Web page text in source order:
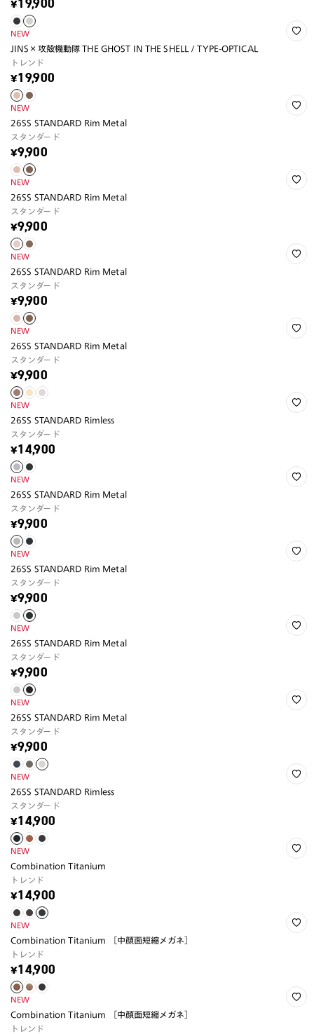
¥19,900
NEW
JINS×攻殻機動隊 THE GHOST IN THE SHELL / TYPE-OPTICAL
トレンド
¥19,900
NEW
26SS STANDARD Rim Metal
スタンダード
¥9,900
NEW
26SS STANDARD Rim Metal
スタンダード
¥9,900
NEW
26SS STANDARD Rim Metal
スタンダード
¥9,900
NEW
26SS STANDARD Rim Metal
スタンダード
¥9,900
NEW
26SS STANDARD Rimless
スタンダード
¥14,900
NEW
26SS STANDARD Rim Metal
スタンダード
¥9,900
NEW
26SS STANDARD Rim Metal
スタンダード
¥9,900
NEW
26SS STANDARD Rim Metal
スタンダード
¥9,900
NEW
26SS STANDARD Rim Metal
スタンダード
¥9,900
NEW
26SS STANDARD Rimless
スタンダード
¥14,900
NEW
Combination Titanium
トレンド
¥14,900
NEW
Combination Titanium ［中顔面短縮メガネ］
トレンド
¥14,900
NEW
Combination Titanium ［中顔面短縮メガネ］
トレンド